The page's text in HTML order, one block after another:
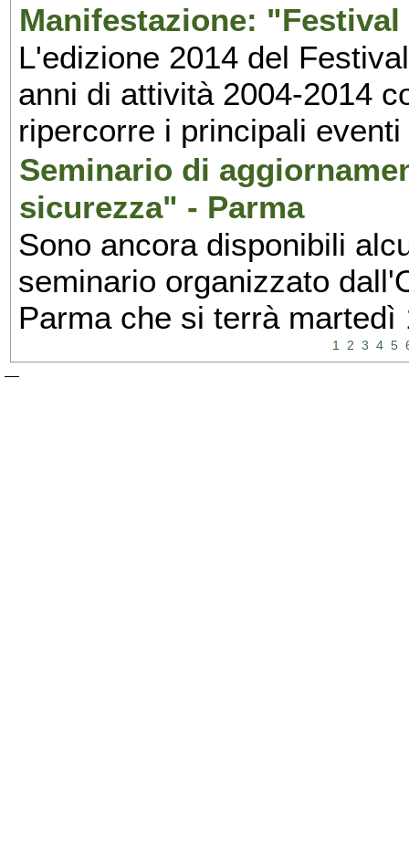
Manifestazione:
L'edizione 2014 del
anni di attività 2004-2014
ripercorre i principali
Seminario di
sicurezza" - Parma
Sono ancora disponibili
seminario organizzato
Parma che si terrà martedì
1 2 3 4 5